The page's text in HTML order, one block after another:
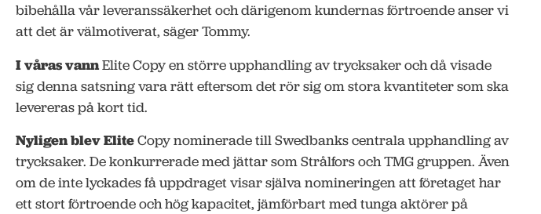
bibehålla vår leveranssäkerhet och därigenom kundernas förtroende anser vi
att det är välmotiverat, säger Tommy.
I våras vannElite Copy en större upphandling av trycksaker och då visade
sig denna satsning vara rätt eftersom det rör sig om stora kvantiteter som ska
levereras på kort tid.
Nyligen blev EliteCopy nominerade till Swedbanks centrala upphandling av
trycksaker. De konkurrerade med jättar som Strålfors och TMG gruppen. Även
om de inte lyckades få uppdraget visar själva nomineringen att företaget har
ett stort förtroende och hög kapacitet, jämförbart med tunga aktörer på